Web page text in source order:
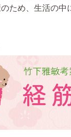
ため、生活の中